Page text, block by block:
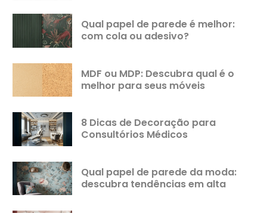
Qual papel de parede é melhor:
com cola ou adesivo?
MDF ou MDP: Descubra qual é o
melhor para seus móveis
8 Dicas de Decoração para
Consultórios Médicos
Qual papel de parede da moda:
descubra tendências em alta